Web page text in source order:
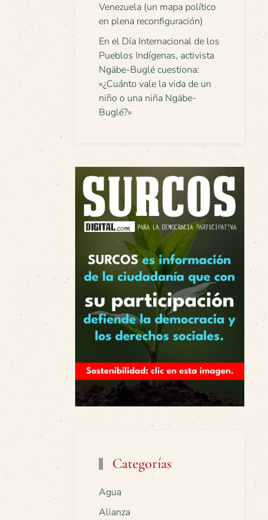
Venezuela (un mapa político
en plena reconfiguración)
En el Día Internacional de los
Pueblos Indígenas, activista
Ngäbe-Buglé cuestiona:
«¿Cuánto vale la vida de un
niño o una niña Ngäbe-
Buglé?»
Categorías
Agua
Alianza